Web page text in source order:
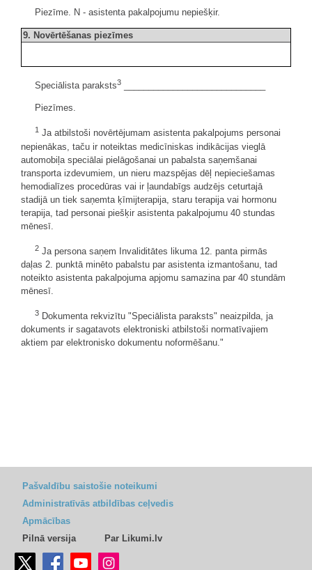
Piezīme. N - asistenta pakalpojumu nepiešķir.
9. Novērtēšanas piezīmes
Speciālista paraksts3
Piezīmes.
1 Ja atbilstoši novērtējumam asistenta pakalpojums personai
nepienākas, taču ir noteiktas medicīniskas indikācijas vieglā
automobiļa speciālai pielāgošanai un pabalsta saņemšanai
transporta izdevumiem, un nieru mazspējas dēļ nepieciešamas
hemodialīzes procedūras vai ir ļaundabīgs audzējs ceturtajā
stadijā un tiek saņemta ķīmijterapija, staru terapija vai hormonu
terapija, tad personai piešķir asistenta pakalpojumu 40 stundas
mēnesī.
2 Ja persona saņem Invaliditātes likuma 12. panta pirmās
daļas 2. punktā minēto pabalstu par asistenta izmantošanu, tad
noteikto asistenta pakalpojuma apjomu samazina par 40 stundām
mēnesī.
3 Dokumenta rekvizītu "Speciālista paraksts" neaizpilda, ja
dokuments ir sagatavots elektroniski atbilstoši normatīvajiem
aktiem par elektronisko dokumentu noformēšanu."
Pašvaldību saistošie noteikumi
Administratīvās atbildības ceļvedis
Apmācības
Pilnā versija
Par Likumi.lv